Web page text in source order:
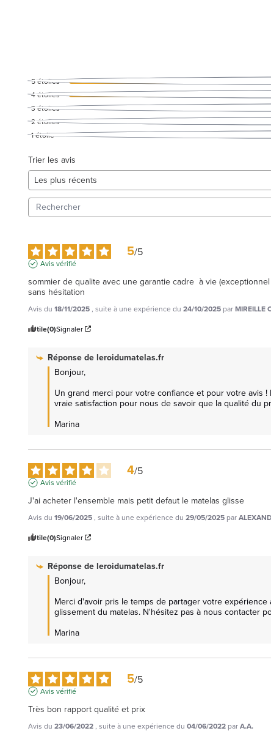
5étoiles
4étoiles
3 étoiles
2étoiles
1étoile
Trier les avis
5/5
Avis vérifié
sommier de qualite avec une garantie cadre  à vie
sans hésitation
Avis du 18/11/2025, suite à une expérience du 24/10/2025 parMIREILLE
Utile(0)Signaler
Réponse deleroidumatelas.fr
Bonjour,
Un grand merci pour votre confiance et pour votre avis
vraie satisfaction pour nous de savoir que la qualité du
Marina
4/5
Avis vérifié
J'ai acheter l'ensemble mais petit defaut le matelas glisse
Avis du 19/06/2025, suite à une expérience du 29/05/2025 par
Utile(0)Signaler
Réponse deleroidumatelas.fr
Bonjour,
Merci d'avoir pris le temps de partager votre
glissement du matelas. N'hésitez pas à nous contacter
Marina
5/5
Avis vérifié
Très bon rapport qualité et prix
Avis du 23/06/2022, suite à une expérience du 04/06/2022 parA.A.